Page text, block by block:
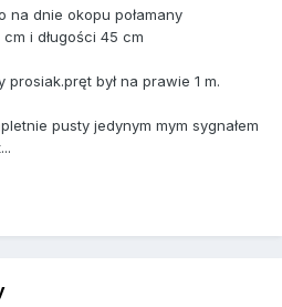
na dnie okopu połamany
i długości 45 cm
był na prawie 1 m.
pusty jedynym mym sygnałem